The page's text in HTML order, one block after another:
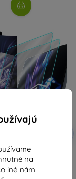
na
iné nám
Fusion hybridné
sklo pre Huawei
T8 8"
20,90 €